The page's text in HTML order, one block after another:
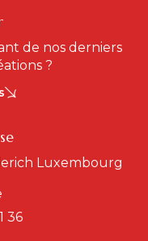
de nos derniers
?
Luxembourg
36